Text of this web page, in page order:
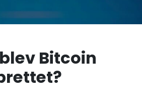
Bitcoin